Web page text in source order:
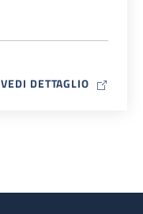
VEDI DETTAGLIO MAP ICON